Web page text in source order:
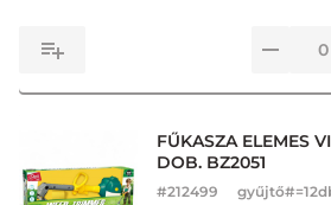
FŰKASZA ELEMES
DOB. BZ2051
#212499